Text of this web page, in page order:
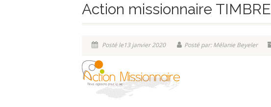
Action missionnaire TIMBRE
Posté le13 janvier 2020 Posté par: Mélanie Beyeler